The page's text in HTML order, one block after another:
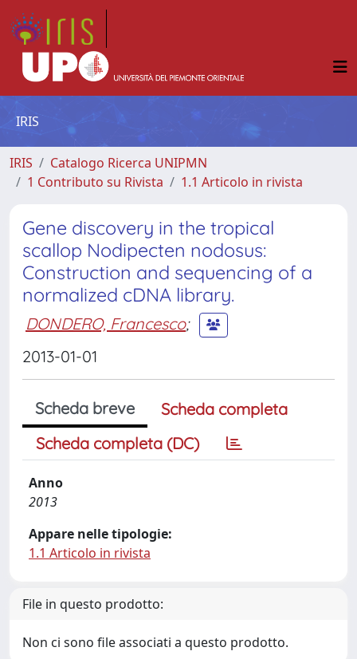
IRIS
IRIS
Catalogo Ricerca UNIPMN
1 Contributo su Rivista
1.1 Articolo in rivista
Gene discovery in the tropical
scallop Nodipecten nodosus:
Construction and sequencing of a
normalized cDNA library.
DONDERO, Francesco;
2013-01-01
Scheda breve
Scheda completa
Scheda completa (DC)
Anno
2013
Appare nelle tipologie:
1.1 Articolo in rivista
File in questo prodotto:
Non ci sono file associati a questo prodotto.